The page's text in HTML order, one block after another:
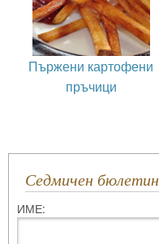
Пържени картофени
пръчици
Седмичен бюлетин
ИМЕ: